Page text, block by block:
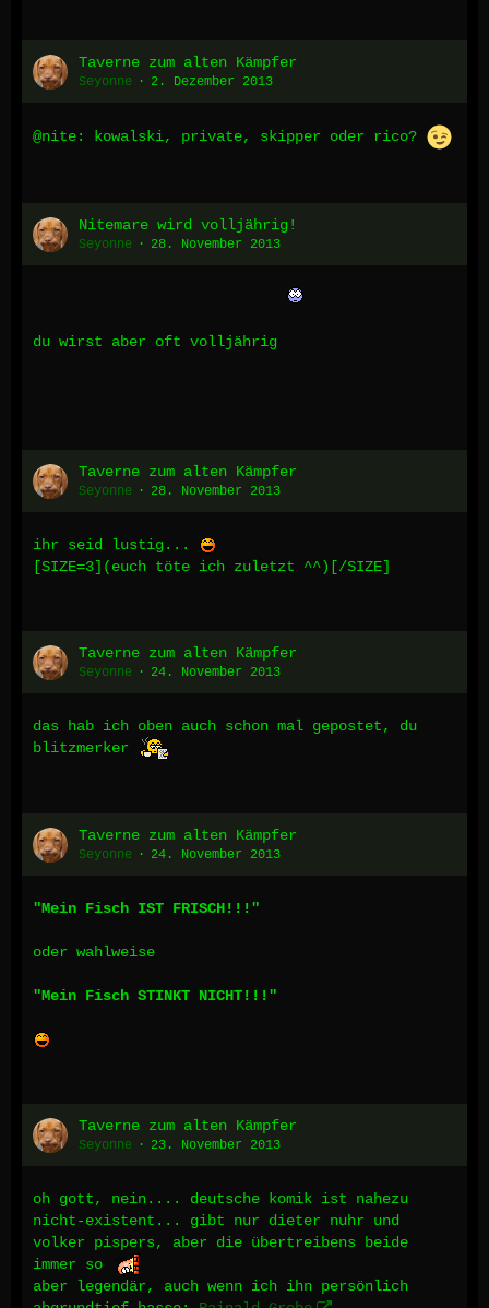
Taverne zum alten Kämpfer
Seyonne 2. Dezember 2013
@nite: kowalski, private, skipper oder rico?
Nitemare wird volljährig!
Seyonne 28. November 2013
du wirst aber oft volljährig
Taverne zum alten Kämpfer
Seyonne 28. November 2013
ihr seid lustig...
[SIZE=3](euch töte ich zuletzt ^^)[/SIZE]
Taverne zum alten Kämpfer
Seyonne 24. November 2013
das hab ich oben auch schon mal gepostet, du
blitzmerker
Taverne zum alten Kämpfer
Seyonne 24. November 2013
"Mein Fisch IST FRISCH!!!"
oder wahlweise
"Mein Fisch STINKT NICHT!!!"
Taverne zum alten Kämpfer
Seyonne 23. November 2013
oh gott, nein.... deutsche komik ist nahezu
nicht-existent... gibt nur dieter nuhr und
volker pispers, aber die übertreibens beide
immer so
aber legendär, auch wenn ich ihn persönlich